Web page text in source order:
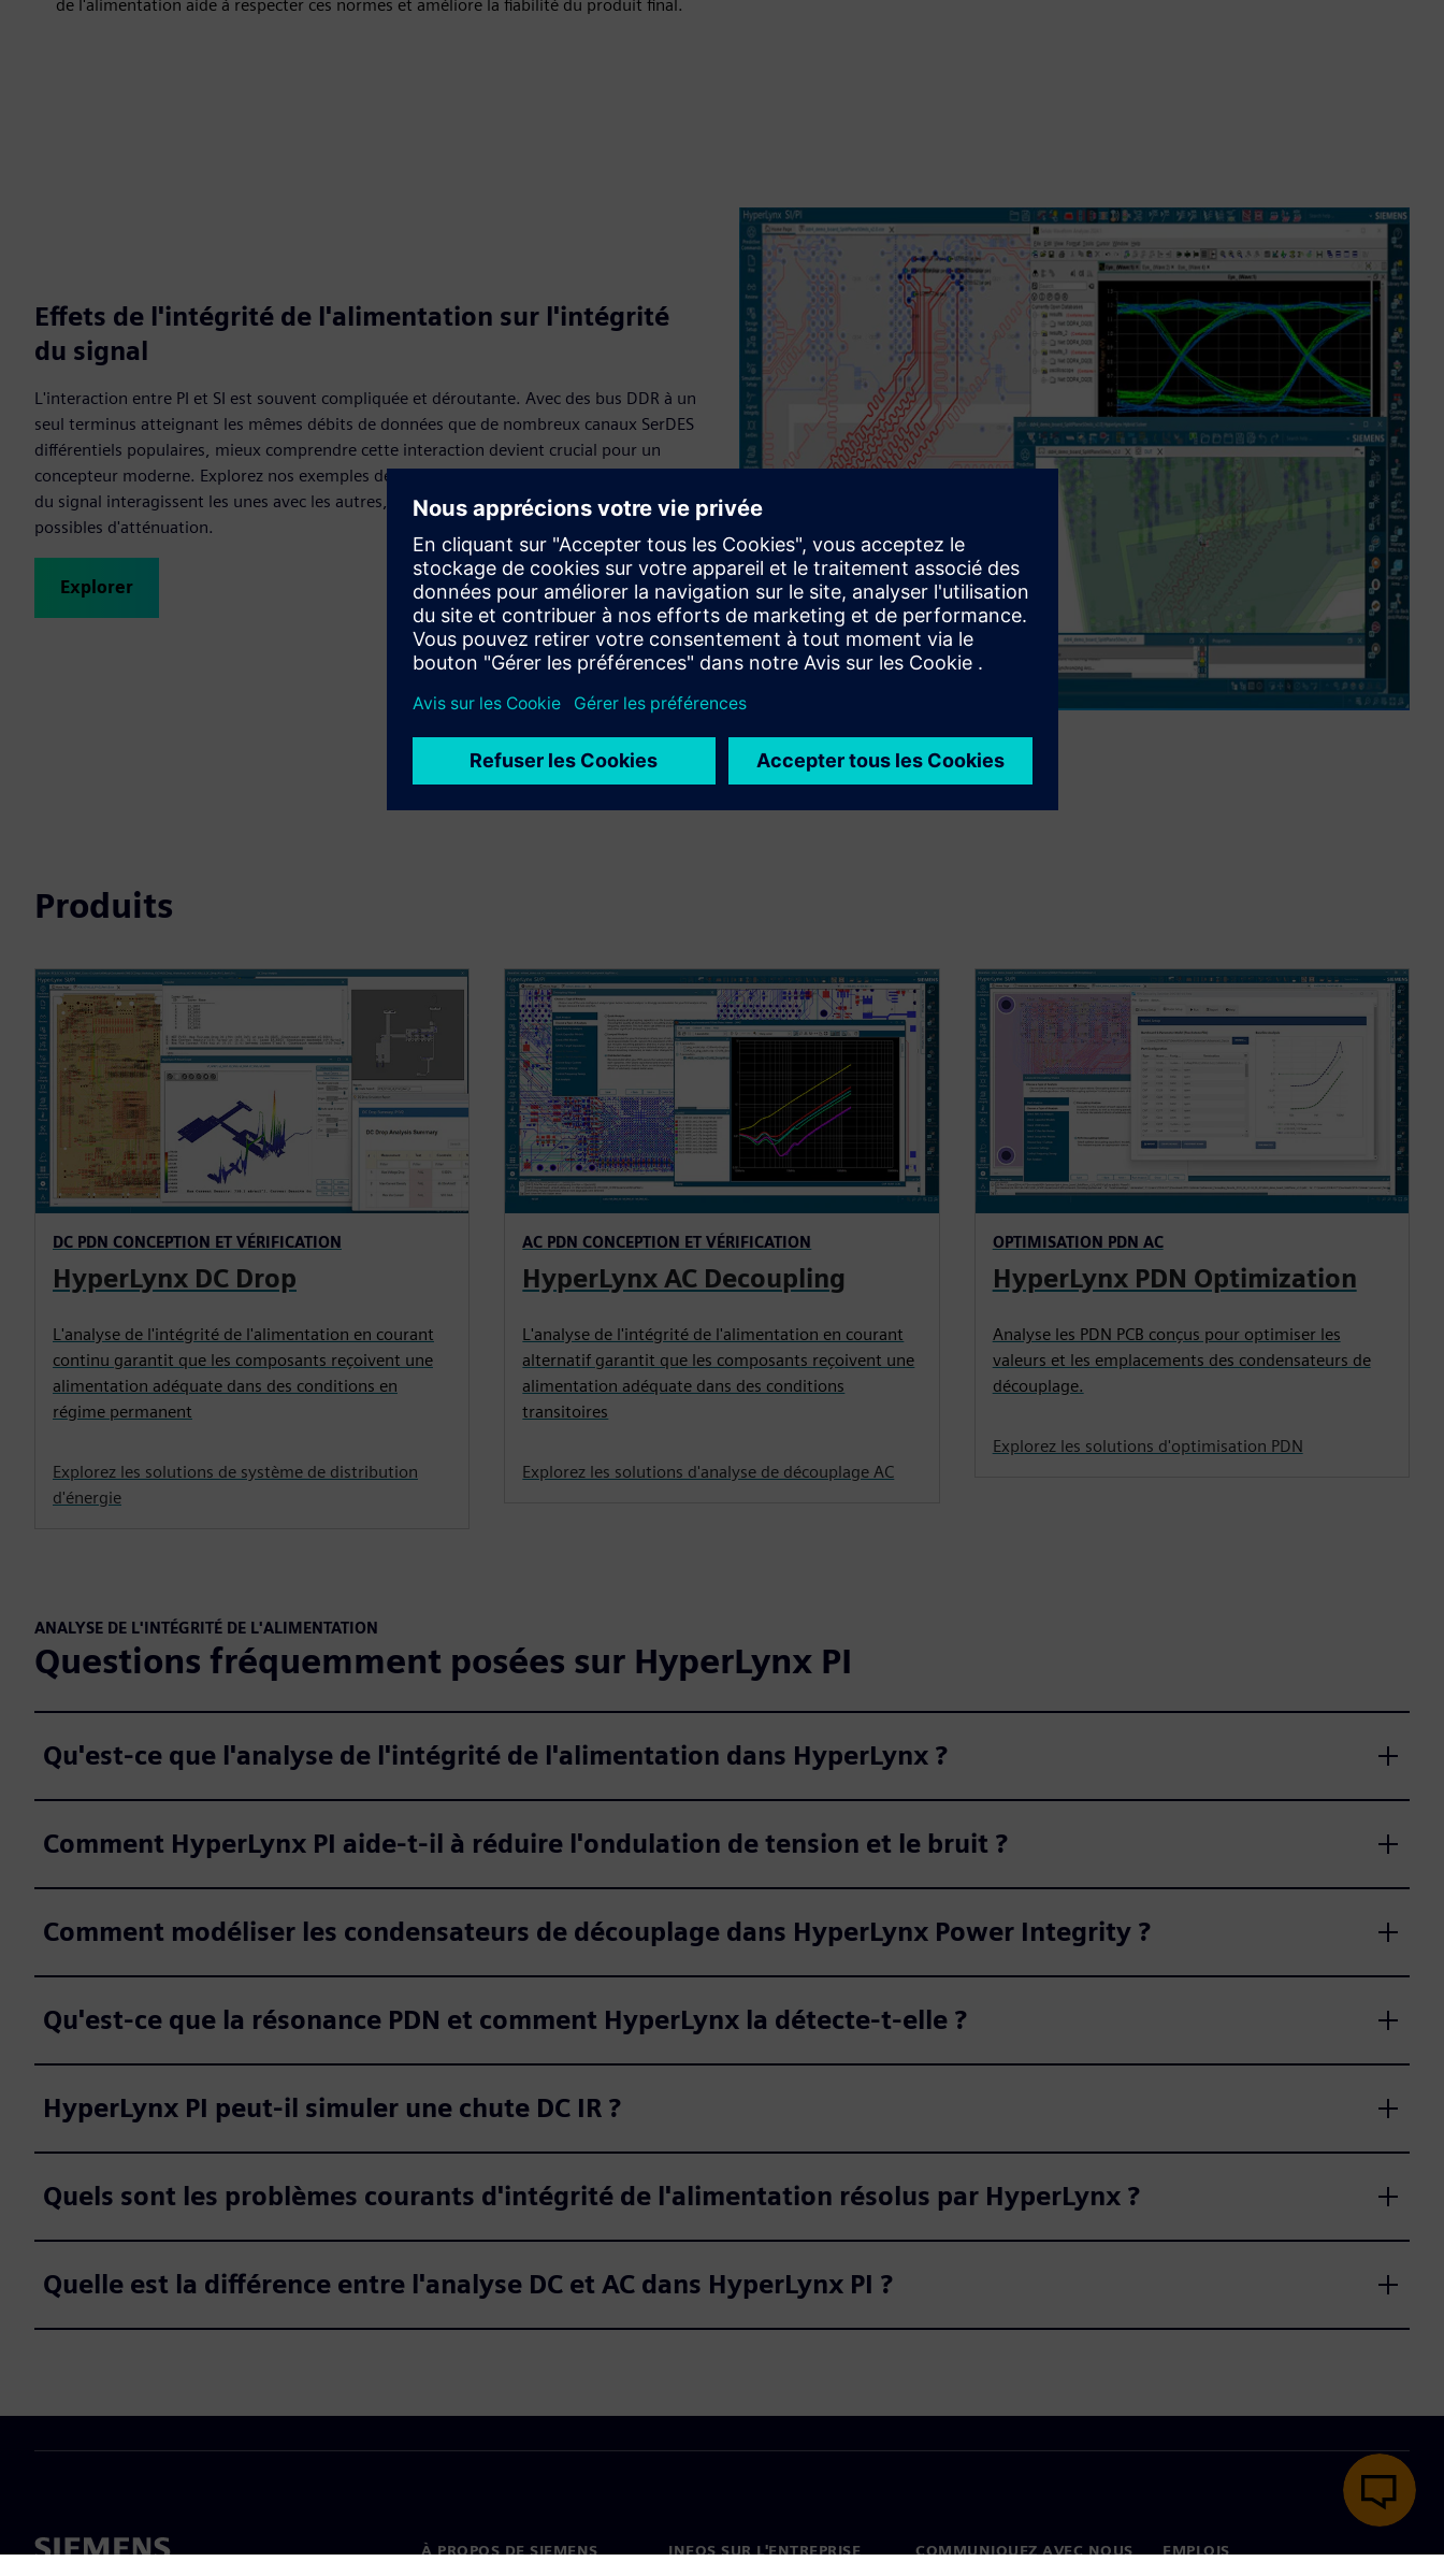
de l'alimentation aide à respecter ces normes et améliore la fiabilité du produit final.
Effets de l'intégrité de l'alimentation sur l'intégrité
du signal
L'interaction entre PI et SI est souvent compliquée et déroutante. Avec des bus DDR à un
seul terminus atteignant les mêmes débits de données que de nombreux canaux SerDES
différentiels populaires, mieux comprendre cette interaction devient crucial pour un
concepteur moderne. Explorez nos exemples de la façon dont la puissance et l'intégrité
du signal interagissent les unes avec les autres, et examinez certains des moyens
possibles d'atténuation.
Explorer
Produits
DC PDN CONCEPTION ET VÉRIFICATION
HyperLynx DC Drop
L'analyse de l'intégrité de l'alimentation en courant
continu garantit que les composants reçoivent une
alimentation adéquate dans des conditions en
régime permanent
Explorez les solutions de système de distribution
d'énergie
AC PDN CONCEPTION ET VÉRIFICATION
HyperLynx AC Decoupling
L'analyse de l'intégrité de l'alimentation en courant
alternatif garantit que les composants reçoivent une
alimentation adéquate dans des conditions
transitoires
Explorez les solutions d'analyse de découplage AC
OPTIMISATION PDN AC
HyperLynx PDN Optimization
Analyse les PDN PCB conçus pour optimiser les
valeurs et les emplacements des condensateurs de
découplage.
Explorez les solutions d'optimisation PDN
ANALYSE DE L'INTÉGRITÉ DE L'ALIMENTATION
Questions fréquemment posées sur HyperLynx PI
Qu'est-ce que l'analyse de l'intégrité de l'alimentation dans HyperLynx ?
Comment HyperLynx PI aide-t-il à réduire l'ondulation de tension et le bruit ?
Comment modéliser les condensateurs de découplage dans HyperLynx Power Integrity ?
Qu'est-ce que la résonance PDN et comment HyperLynx la détecte-t-elle ?
HyperLynx PI peut-il simuler une chute DC IR ?
Quels sont les problèmes courants d'intégrité de l'alimentation résolus par HyperLynx ?
Quelle est la différence entre l'analyse DC et AC dans HyperLynx PI ?
À PROPOS DE SIEMENS INFOS SUR L'ENTREPRISE COMMUNIQUEZ AVEC NOUS EMPLOIS